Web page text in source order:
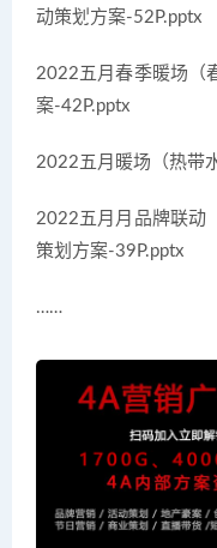
动策划方案-52P.pptx
2022五月春季暖场（
案-42P.pptx
2022五月暖场（热带
2022五月月品牌联动
策划方案-39P.pptx
……